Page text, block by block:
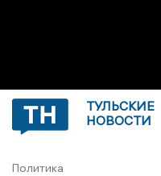
ТУЛЬСКИЕ
НОВОСТИ
Политика